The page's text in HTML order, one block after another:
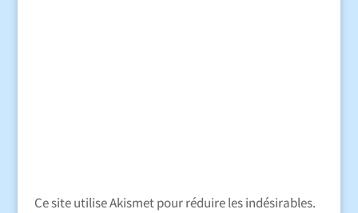
Ce site utilise Akismet pour réduire les indésirables.